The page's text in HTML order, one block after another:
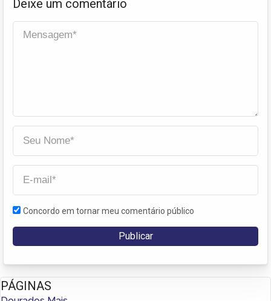
Deixe um comentário
Concordo em tornar meu comentário público
PÁGINAS